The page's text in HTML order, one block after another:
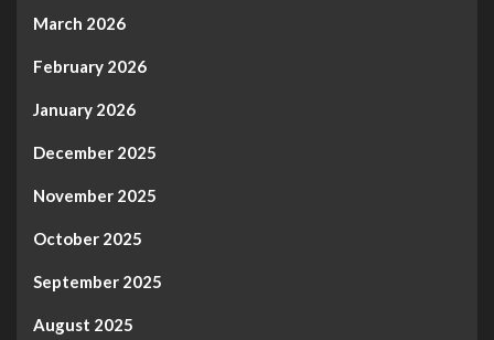
March 2026
February 2026
January 2026
December 2025
November 2025
October 2025
September 2025
August 2025